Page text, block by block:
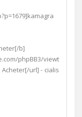
b]
phpBB3/viewt
Acheter[/url] - cialis